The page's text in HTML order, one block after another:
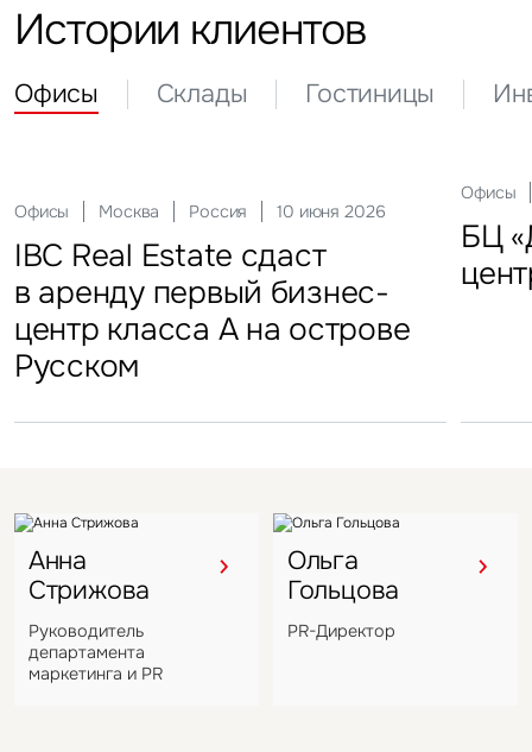
Истории клиентов
Офисы Склады Гостиницы
Офисы Москва Россия 10 июня 2026
IBC Real Estate сдаст
в аренду первый бизнес-
центр класса А на острове
Русском
Офисы
БЦ
FFF group – новый резидент
«Атлант-Парк»
Гостиницы Москва Россия 18 ноября 2025
Новый Crocus Fitness
Петровский парк откроется
в отеле Hyatt Regency
Инвестиции Москва Россия 22 мая 2025
Один из крупнейших
гостиничных комплексов
Подмосковья перешел
под управление компании
29
«Солнце Москвы», ВДНХ
Анна
Стрижова
Руководитель
департамента
маркетинга и PR
Ольга
Гольцова
PR-Директор